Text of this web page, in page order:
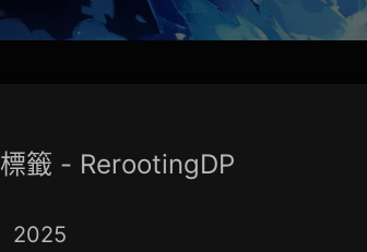
標籤 - RerootingDP
2025